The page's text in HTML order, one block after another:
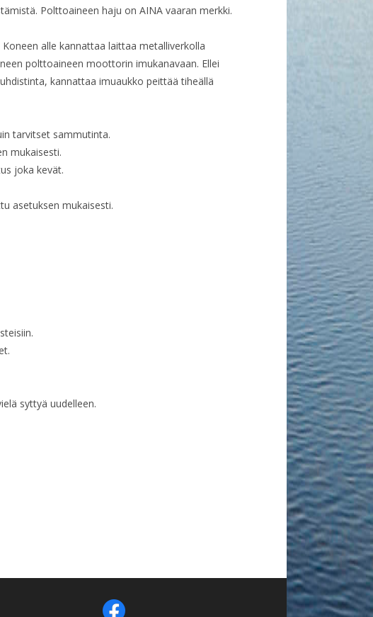
Polttoaineen haju on AINA vaaran merkki.
alle kannattaa laittaa metalliverkolla
polttoaineen moottorin imukanavaan. Ellei
kannattaa imuaukko peittää tiheällä
tarvitset sammutinta.
mukaisesti.
joka kevät.
asetuksen mukaisesti.
syttyä uudelleen.